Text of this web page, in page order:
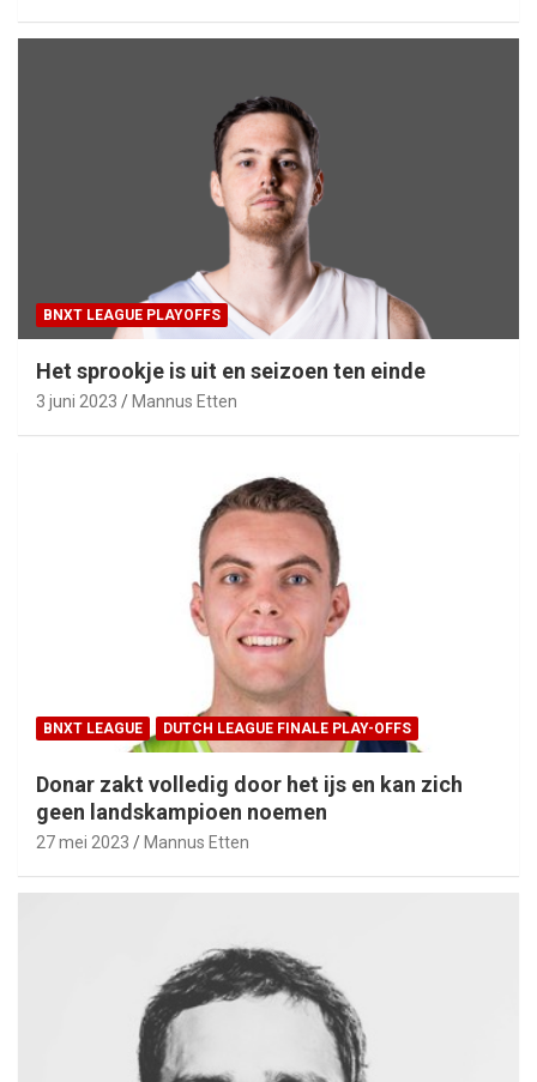
BNXT LEAGUE PLAYOFFS
Het sprookje is uit en seizoen ten einde
3 juni 2023 Mannus Etten
BNXT LEAGUE DUTCH LEAGUE FINALE PLAY-OFFS
Donar zakt volledig door het ijs en kan zich
geen landskampioen noemen
27 mei 2023 Mannus Etten